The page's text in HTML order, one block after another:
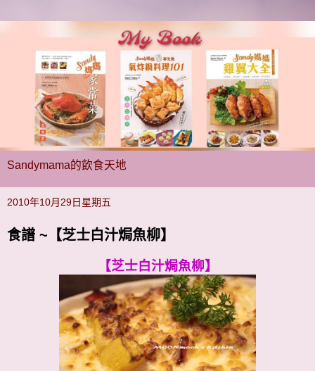
Sandymama的飲食天地
2010年10月29日星期五
食譜 ~【芝士白汁焗魚柳】
【芝士白汁焗魚柳】